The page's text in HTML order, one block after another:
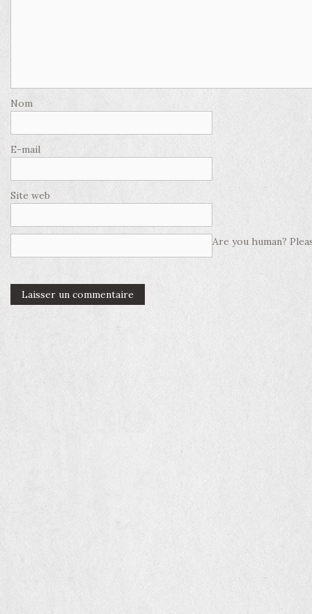
Nom
E-mail
Site web
Are you human?